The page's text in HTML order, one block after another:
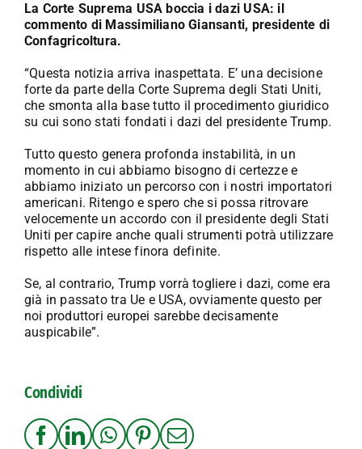
L’Agricoltore cuneese
Fotogallery
Lavora con noi
Contatti
La Corte Suprema USA boccia i dazi USA: il
commento di Massimiliano Giansanti, presidente di
Confagricoltura.
“Questa notizia arriva inaspettata. E’ una decisione
forte da parte della Corte Suprema degli Stati Uniti,
che smonta alla base tutto il procedimento giuridico
su cui sono stati fondati i dazi del presidente Trump.
Tutto questo genera profonda instabilità, in un
momento in cui abbiamo bisogno di certezze e
abbiamo iniziato un percorso con i nostri importatori
americani. Ritengo e spero che si possa ritrovare
velocemente un accordo con il presidente degli Stati
Uniti per capire anche quali strumenti potrà utilizzare
rispetto alle intese finora definite.
Se, al contrario, Trump vorrà togliere i dazi, come era
già in passato tra Ue e USA, ovviamente questo per
noi produttori europei sarebbe decisamente
auspicabile”.
Condividi